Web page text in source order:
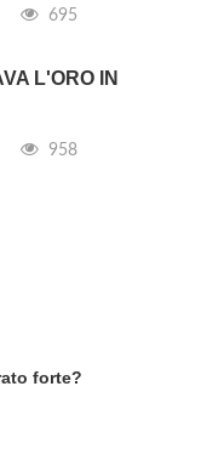
695
L'ORO IN
958
forte?